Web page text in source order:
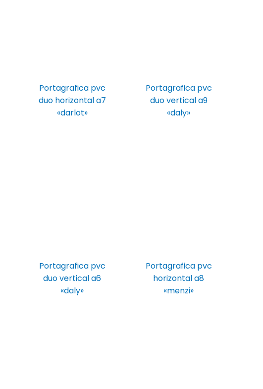
Portagrafica pvc
duo horizontal a7
«darlot»
Portagrafica pvc
duo vertical a9
«daly»
Portagrafica pvc
duo vertical a6
«daly»
Portagrafica pvc
horizontal a8
«menzi»